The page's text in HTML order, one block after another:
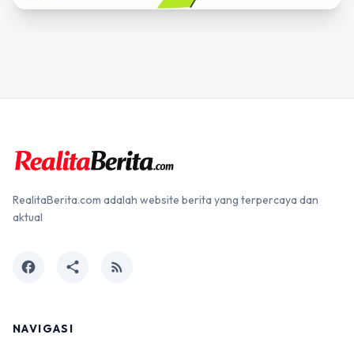
RealitaBerita.com adalah website berita yang terpercaya dan
aktual
facebook share rss_feed
NAVIGASI